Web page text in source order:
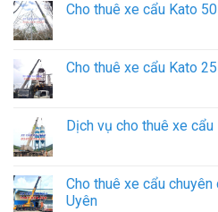
Cho thuê xe cẩu Kato
Cho thuê xe cẩu Kato
Dịch vụ cho thuê xe
Cho thuê xe cẩu
Uyên